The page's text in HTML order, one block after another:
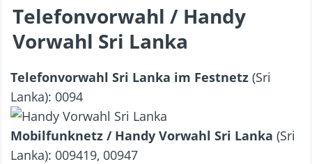
Telefonvorwahl / Handy
Vorwahl Sri Lanka
Telefonvorwahl Sri Lanka im Festnetz (Sri
Lanka): 0094
Mobilfunknetz / Handy Vorwahl Sri Lanka (Sri
Lanka): 009419, 00947